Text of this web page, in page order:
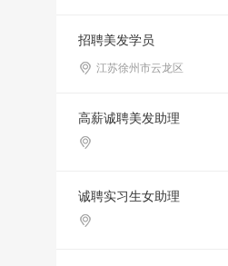
招聘美发学员
江苏徐州市云龙区
高薪诚聘美发助理
诚聘实习生女助理